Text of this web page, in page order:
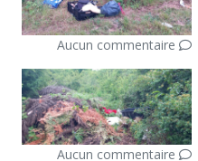
Aucun commentaire
Aucun commentaire